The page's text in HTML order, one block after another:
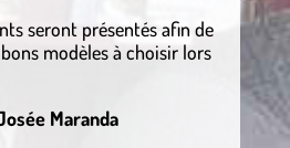
seront présentés afin de
modèles à choisir lors
Maranda